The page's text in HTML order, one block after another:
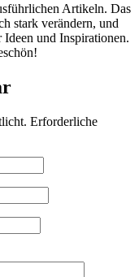
Artikeln. Das
stark verändern, und
und Inspirationen.
Erforderliche